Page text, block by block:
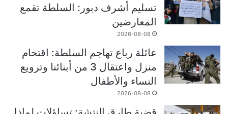
تسليم أشرف دبور: السلطة تقمع
المعارضين
2026-08-08
عائلة رباع تهاجم السلطة: اقتحام
منزل واعتقال 3 من أبنائنا وترويع
النساء والأطفال
2026-08-08